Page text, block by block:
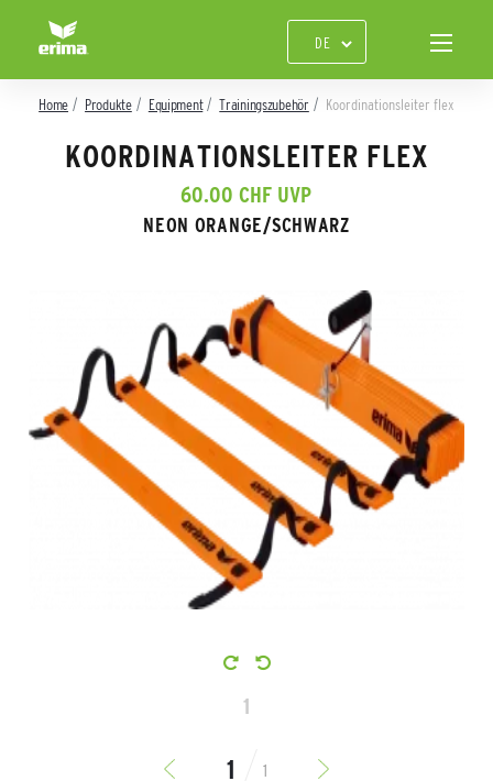
Home Produkte Equipment Trainingszubehör Koordinationsleiter flex
KOORDINATIONSLEITER FLEX
60.00 CHF UVP
NEON ORANGE/SCHWARZ
1
1